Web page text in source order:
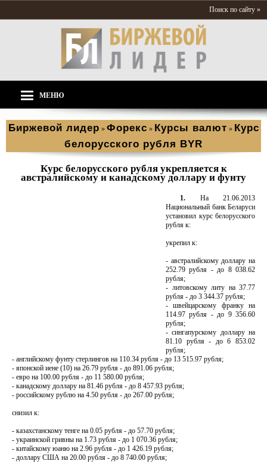
Поиск по сайту »
МЕНЮ
Биржевой лидер » Форекс » Курсы валют » Курс
белорусского рубля BYR
Курс белорусского рубля укрепляется к
австралийскому и канадскому доллару и фунту
1. На 21.06.2013
Национальный банк Беларуси
установил курс белорусского
рубля к:
укрепил к:
- австралийскому доллару на
252.79 рубля - до 8 038.62
рубля;
- литовскому литу на 37.77
рубля - до 3 344.37 рубля;
- швейцарскому франку на
114.97 рубля - до 9 356.60
рубля;
- сингапурскому доллару на
81.10 рубля - до 6 853.02
рубля;
- английскому фунту стерлингов на 110.34 рубля - до 13 515.97 рубля;
- японской иене (10) на 26.79 рубля - до 891.06 рубля;
- евро на 100.00 рубля - до 11 580.00 рубля;
- канадскому доллару на 81.46 рубля - до 8 457.93 рубля;
- российскому рублю на 4.50 рубля - до 267.00 рубля;
снизил к:
- казахстанскому тенге на 0.05 рубля - до 57.70 рубля;
- украинской гривны на 1.73 рубля - до 1 070.36 рубля;
- китайскому юаню на 2.96 рубля - до 1 426.19 рубля;
- доллару США на 20.00 рубля - до 8 740.00 рубля;